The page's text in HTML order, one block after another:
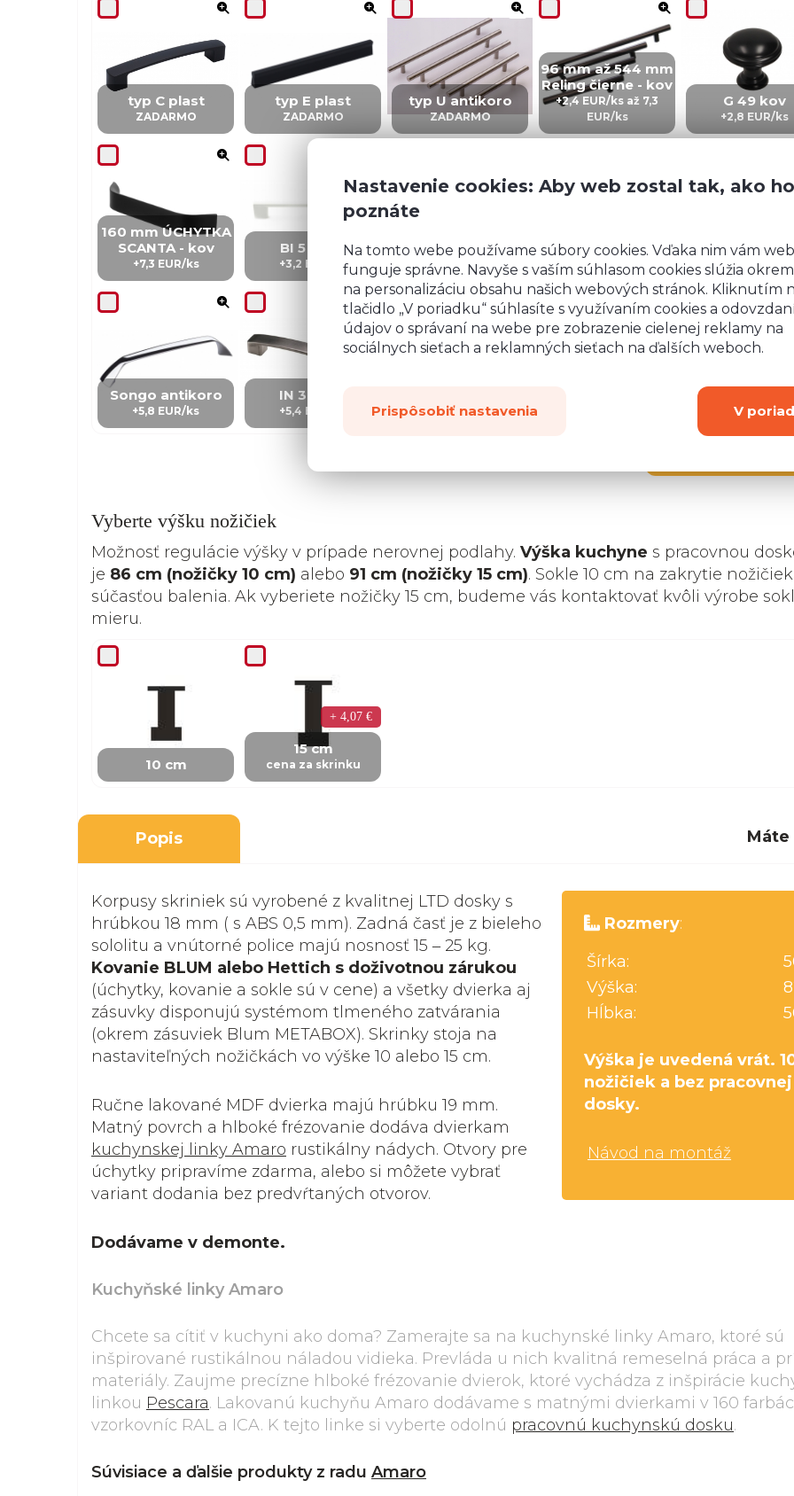
typ C plast
ZADARMO
typ E plast
ZADARMO
typ U antikoro
ZADARMO
96 mm až 544 mm
Reling čierne - kov
+2,4 EUR/ks až 7,3
EUR/ks
G 49 kov
+2,8 EUR/ks
160 mm ÚCHYTKA
SCANTA - kov
+7,3 EUR/ks
BI 5 – kov
+3,2 EUR/ks
CZ 5 – kov
+4,02 EUR/ks
IN 5 – kov
+4,02 EUR/ks
ZI5 - KOV
+6 EUR/ks
Songo antikoro
+5,8 EUR/ks
IN 3 – kov
+5,4 EUR/Ks
Vyberte výšku nožičiek
Možnosť regulácie výšky v prípade nerovnej podlahy. Výška kuchyne s pracovnou
je 86 cm (nožičky 10 cm) alebo 91 cm (nožičky 15 cm). Sokle 10 cm na zakrytie
súčasťou balenia. Ak vyberiete nožičky 15 cm, budeme vás kontaktovať kvôli výrobe
mieru.
10 cm
15 cm
cena za skrinku
+ 4,07 €
Popis
Rozmery:
Šírka:
Výška:
Hĺbka:
Výška je uvedená vrát.
nožičiek a bez pracovnej
dosky.
Návod na montáž
Korpusy skriniek sú vyrobené z kvalitnej LTD dosky s
hrúbkou 18 mm ( s ABS 0,5 mm). Zadná časť je z bieleho
sololitu a vnútorné police majú nosnosť 15 ‒ 25 kg.
Kovanie BLUM alebo Hettich s doživotnou zárukou
(úchytky, kovanie a sokle sú v cene) a všetky dvierka aj
zásuvky disponujú systémom tlmeného zatvárania
(okrem zásuviek Blum METABOX). Skrinky stoja na
nastaviteľných nožičkách vo výške 10 alebo 15 cm.
Ručne lakované MDF dvierka majú hrúbku 19 mm.
Matný povrch a hlboké frézovanie dodáva dvierkam
kuchynskej linky Amaro rustikálny nádych. Otvory pre
úchytky pripravíme zdarma, alebo si môžete vybrať
variant dodania bez predvŕtaných otvorov.
Dodávame v demonte.
Kuchyňské linky Amaro
Chcete sa cítiť v kuchyni ako doma? Zamerajte sa na kuchynské linky Amaro, ktoré sú
inšpirované rustikálnou náladou vidieka. Prevláda u nich kvalitná remeselná práca a
materiály. Zaujme precízne hlboké frézovanie dvierok, ktoré vychádza z inšpirácie
linkou Pescara. Lakovanú kuchyňu Amaro dodávame s matnými dvierkami v 160
vzorkovníc RAL a ICA. K tejto linke si vyberte odolnú pracovnú kuchynskú dosku.
Súvisiace a ďalšie produkty z radu Amaro
Nastavenie cookies: Aby web zostal tak, ako ho
poznáte
Na tomto webe používame súbory cookies. Vďaka nim vám web
funguje správne. Navyše s vaším súhlasom cookies slúžia
na personalizáciu obsahu našich webových stránok. Kliknutím
tlačidlo „V poriadku“ súhlasíte s využívaním cookies a
údajov o správaní na webe pre zobrazenie cielenej reklamy na
sociálnych sieťach a reklamných sieťach na ďalších weboch.
Prispôsobiť nastavenia V